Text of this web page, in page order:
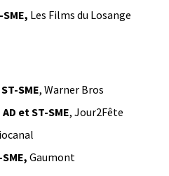
Les Films du Losange
SME, Warner Bros
AD et ST-SME, Jour2Fête
Gaumont